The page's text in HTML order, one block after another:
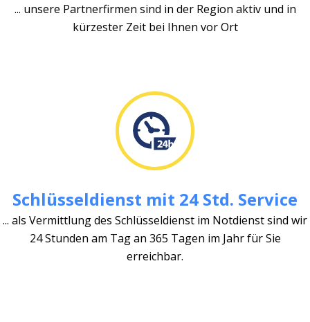
... unsere Partnerfirmen sind in der Region aktiv und in
kürzester Zeit bei Ihnen vor Ort
Schlüsseldienst mit 24 Std. Service
... als Vermittlung des Schlüsseldienst im Notdienst sind wir
24 Stunden am Tag an 365 Tagen im Jahr für Sie
erreichbar.